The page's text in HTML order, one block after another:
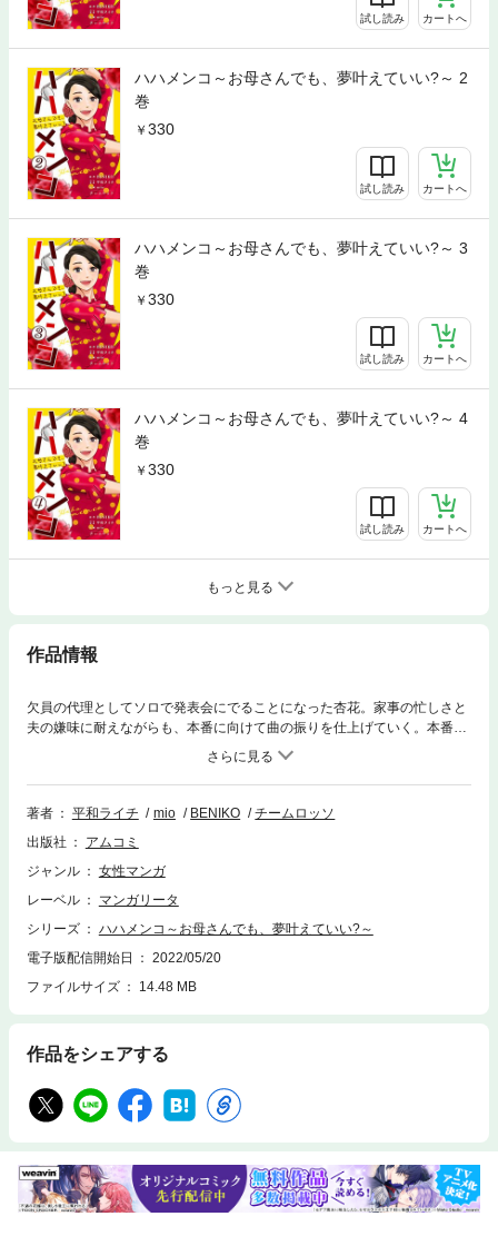
試し読み カートへ
ハハメンコ～お母さんでも、夢叶えていい?～ 2
巻
330
試し読み カートへ
ハハメンコ～お母さんでも、夢叶えていい?～ 3
巻
330
試し読み カートへ
ハハメンコ～お母さんでも、夢叶えていい?～ 4
巻
330
試し読み カートへ
もっと見る
作品情報
欠員の代理としてソロで発表会にでることになった杏花。家事の忙しさと
夫の嫌味に耐えながらも、本番に向けて曲の振りを仕上げていく。本番ま
で残りわずかとなったある日、充実した様子の妻を快く思わない夫の隆一
著者 平和ライチ mio BENIKO
チームロッソ
出版社
アムコミ
ジャンル
女性マンガ
レーベル
マンガリータ
シリーズ
ハハメンコ～お母さんでも、夢叶えていい?～
電子版配信開始日
2022/05/20
ファイルサイズ
14.48 MB
作品をシェアする